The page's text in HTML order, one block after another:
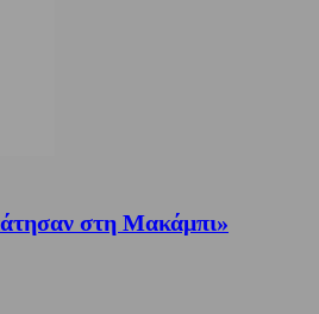
στη Μακάμπι»